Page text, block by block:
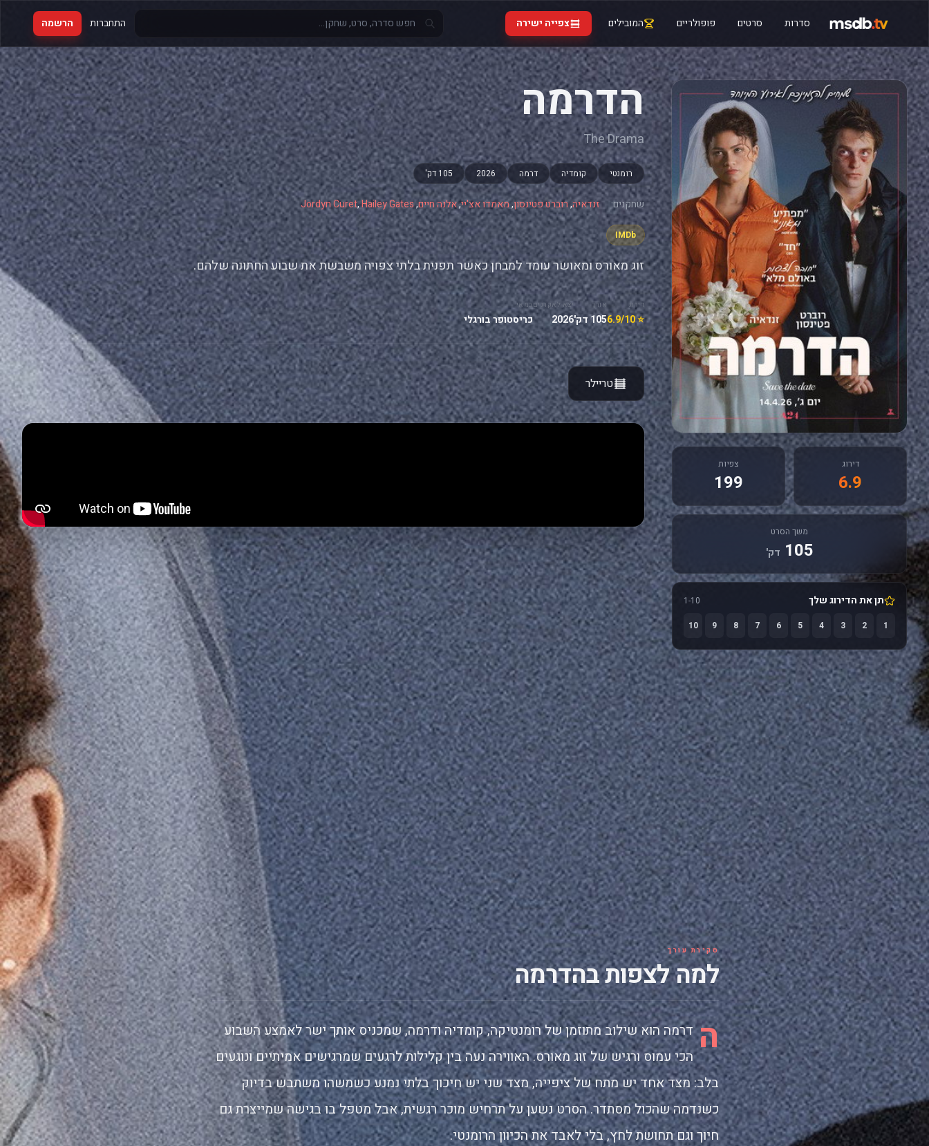
סדרות סרטים פופולריים המובילים צפייה ישירה התחברות הרשמה
דירוג
6.9
צפיות
199
משך הסרט
105 דק'
תן את הדירוג שלך
1-10
1
2
3
4
5
6
7
8
9
10
הדרמה
The Drama
רומנטי קומדיה דרמה 2026 105 דק'
שחקנים: זנדאיה,רוברט פטינסון,מאמדו אצ'יי,אלנה חיים,
Jordyn Curet,Hailey Gates
IMDb
זוג מאורס ומאושר עומד למבחן כאשר תפנית בלתי צפויה משבשת את שבוע החתונה שלהם.
דירוג
⭐ 6.9/10
אורך
105 דק'
יצא לאקרנים
2026
במאי
כריסטופר בורגלי
טריילר
סקירת עורך
למה לצפות בהדרמה
ה דרמה הוא שילוב מתוזמן של רומנטיקה, קומדיה ודרמה, שמכניס אותך ישר לאמצע השבוע
הכי עמוס ורגיש של זוג מאורס. האווירה נעה בין קלילות לרגעים שמרגישים אמיתיים ונוגעים
בלב: מצד אחד יש מתח של ציפייה, מצד שני יש חיכוך בלתי נמנע כשמשהו משתבש בדיוק
כשנדמה שהכול מסתדר. הסרט נשען על תרחיש מוכר רגשית, אבל מטפל בו בגישה שמייצרת גם
חיוך וגם תחושת לחץ, בלי לאבד את הכיוון הרומנטי.